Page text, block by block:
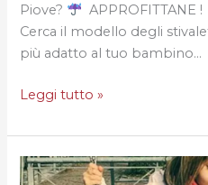
Piove?
APPROFITTANE !
Cerca il modello degli
più adatto al tuo bambino…
Leggi tutto »
Il